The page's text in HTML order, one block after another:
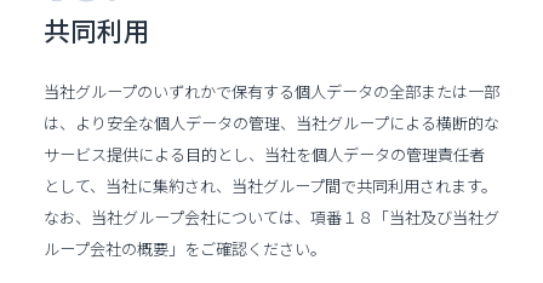
共同利用
当社グループのいずれかで保有する個人データの全部または一部
は、より安全な個人データの管理、当社グループによる横断的な
サービス提供による目的とし、当社を個人データの管理責任者
として、当社に集約され、当社グループ間で共同利用されます。
なお、当社グループ会社については、項番１８「当社及び当社グ
ループ会社の概要」をご確認ください。